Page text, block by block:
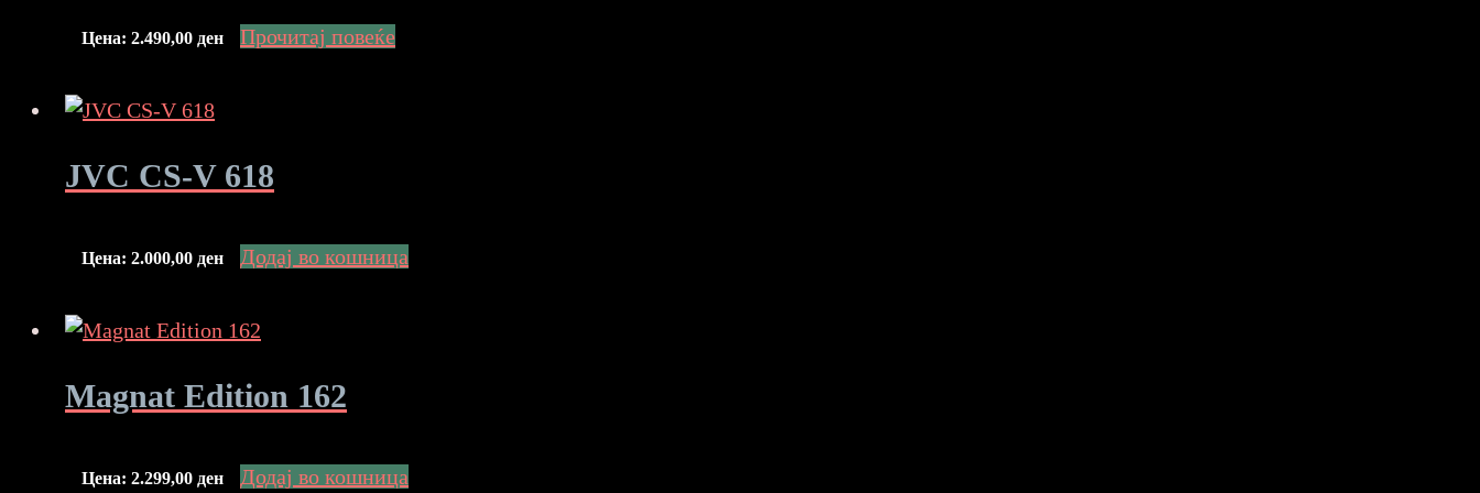
Цена: 2.490,00 ден Прочитај повеќе
JVC CS-V 618
Цена: 2.000,00 ден Додај во кошница
Magnat Edition 162
Цена: 2.299,00 ден Додај во кошница